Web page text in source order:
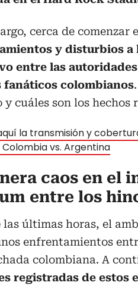
cerca de comenzar
y disturbios a
entre las
fanáticos colombianos
y cuáles son los hechos
la transmisión y
Colombia vs. Argentina
caos en el
entre los
las últimas horas, el
enfrentamientos
colombiana. A
registradas de estos